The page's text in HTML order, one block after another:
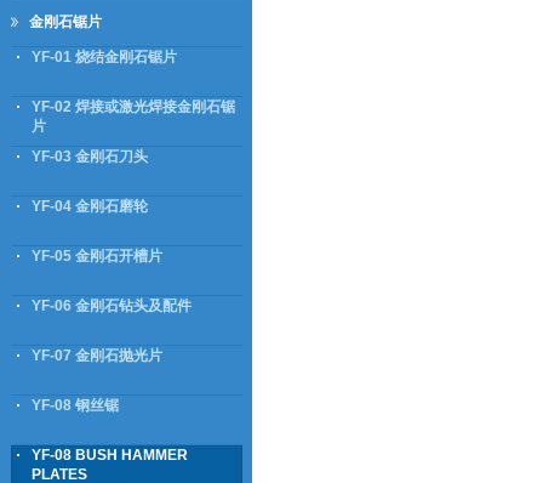
金刚石锯片
YF-01 烧结金刚石锯片
YF-02 焊接或激光焊接金刚石锯
片
YF-03 金刚石刀头
YF-04 金刚石磨轮
YF-05 金刚石开槽片
YF-06 金刚石钻头及配件
YF-07 金刚石抛光片
YF-08 钢丝锯
YF-08 BUSH HAMMER
PLATES